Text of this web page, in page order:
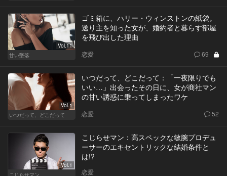
Vol.11
甘い墜落
ゴミ箱に、ハリー・ウィンストンの紙袋。
送り主を知った女が、婚約者と暮らす部屋
を飛び出した理由
恋愛 69
Vol.1
いつだって、どこだって
いつだって、どこだって：「一夜限りでも
いい…」出会ったその日に、女が商社マン
の甘い誘惑に乗ってしまったワケ
恋愛 52
Vol.1
こじらせマン
こじらせマン：高スペックな敏腕プロデュ
ーサーのエキセントリックな結婚条件と
は!?
恋愛